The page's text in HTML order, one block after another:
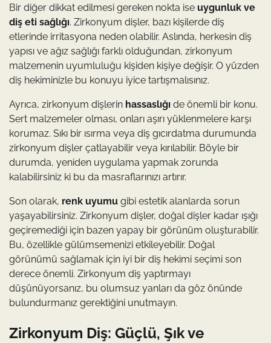
Bir diğer dikkat edilmesi gereken nokta ise uygunluk ve
diş eti sağlığı. Zirkonyum dişler, bazı kişilerde diş
etlerinde irritasyona neden olabilir. Aslında, herkesin diş
yapısı ve ağız sağlığı farklı olduğundan, zirkonyum
malzemenin uyumluluğu kişiden kişiye değişir. O yüzden
diş hekiminizle bu konuyu iyice tartışmalısınız.
Ayrıca, zirkonyum dişlerin hassaslığı de önemli bir konu.
Sert malzemeler olması, onları aşırı yüklenmelere karşı
korumaz. Sıkı bir ısırma veya diş gıcırdatma durumunda
zirkonyum dişler çatlayabilir veya kırılabilir. Böyle bir
durumda, yeniden uygulama yapmak zorunda
kalabilirsiniz ki bu da masraflarınızı artırır.
Son olarak, renk uyumu gibi estetik alanlarda sorun
yaşayabilirsiniz. Zirkonyum dişler, doğal dişler kadar ışığı
geçiremediği için bazen yapay bir görünüm oluşturabilir.
Bu, özellikle gülümsemenizi etkileyebilir. Doğal
görünümü sağlamak için iyi bir diş hekimi seçimi son
derece önemli. Zirkonyum diş yaptırmayı
düşünüyorsanız, bu olumsuz yanları da göz önünde
bulundurmanız gerektiğini unutmayın.
Zirkonyum Diş: Güçlü, Şık ve